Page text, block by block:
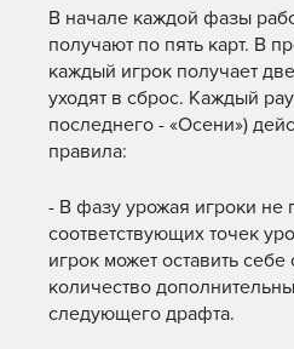
В начале каждой фазы
получают по пять карт. В
каждый игрок получает
уходят в сброс. Каждый
последнего - «Осени»)
правила:
- В фазу урожая игроки не
соответствующих точек
игрок может оставить
количество
следующего драфта.